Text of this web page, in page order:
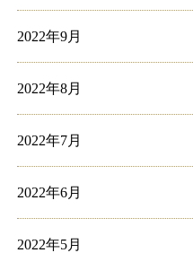
2022年9月
2022年8月
2022年7月
2022年6月
2022年5月